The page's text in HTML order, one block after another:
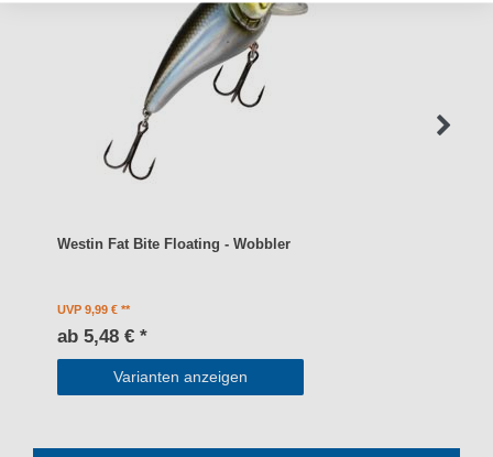
Westin Fat Bite Floating - Wobbler
UVP 9,99 €
ab 5,48 € *
Varianten anzeigen